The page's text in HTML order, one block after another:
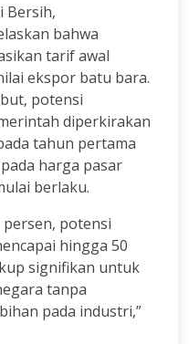
Bersih,
bahwa
tarif awal
ekspor batu bara.
potensi
diperkirakan
tahun pertama
harga pasar
berlaku.
potensi
hingga 50
signifikan untuk
tanpa
pada industri,”